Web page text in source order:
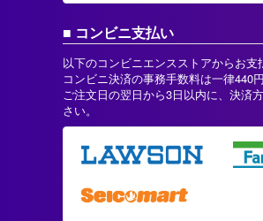
コンビニ支払い
以下のコンビニエンスストアからお支
コンビニ決済の事務手数料は一律440
ご注文日の翌日から3日以内に、決済
さい。